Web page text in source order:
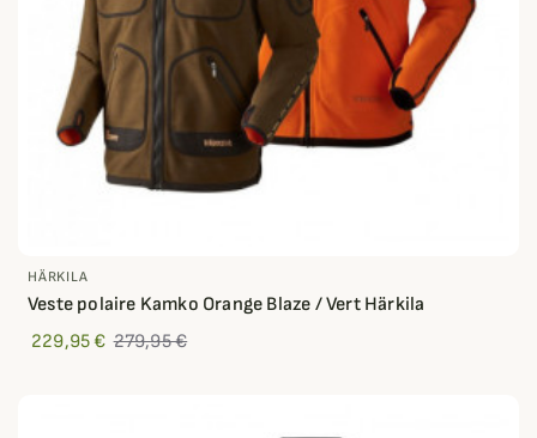
HÄRKILA
Veste polaire Kamko Orange Blaze / Vert Härkila
229,95 € 279,95 €